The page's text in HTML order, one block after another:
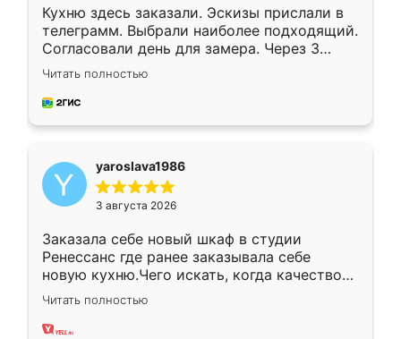
Кухню здесь заказали. Эскизы прислали в
телеграмм. Выбрали наиболее подходящий.
Согласовали день для замера. Через 3
недели кухня была уже готова. Остались
довольны работой. Спасибо Ренессанс
мебель за качественную работу!
Читать полностью
yaroslava1986
3 августа 2026
Заказала себе новый шкаф в студии
Ренессанс где ранее заказывала себе
новую кухню.Чего искать, когда качеством
вполне довольна. Служит кухня уже почти
два года, нареканий нет.
Читать полностью